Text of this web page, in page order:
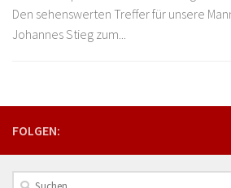
Den sehenswerten Treffer für unsere
Johannes Stieg zum...
FOLGEN:
Suchen